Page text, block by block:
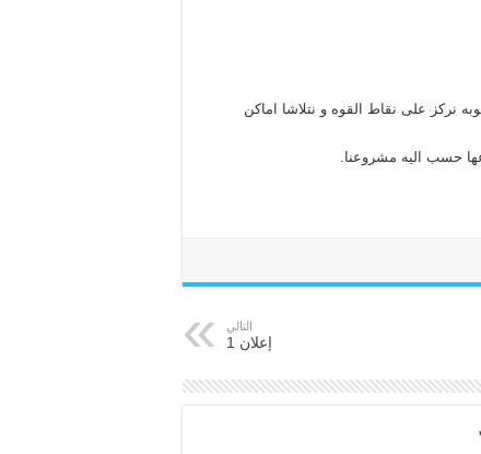
نركز على نقاط القوه و نتلاشا اماكن
حسب اليه مشروعنا.
التالي
إعلان 1